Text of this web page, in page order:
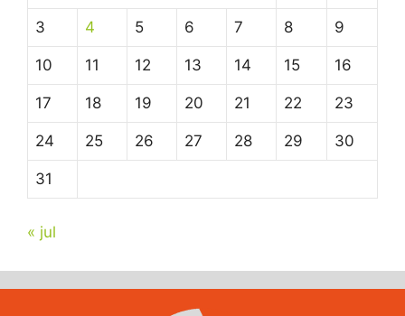
3 4 5 6 7 8 9
10 11 12 13 14 15 16
17 18 19 20 21 22 23
24 25 26 27 28 29 30
31
« jul